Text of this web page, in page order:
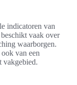
indicatoren van
vaak over
waarborgen.
van een
vakgebied.